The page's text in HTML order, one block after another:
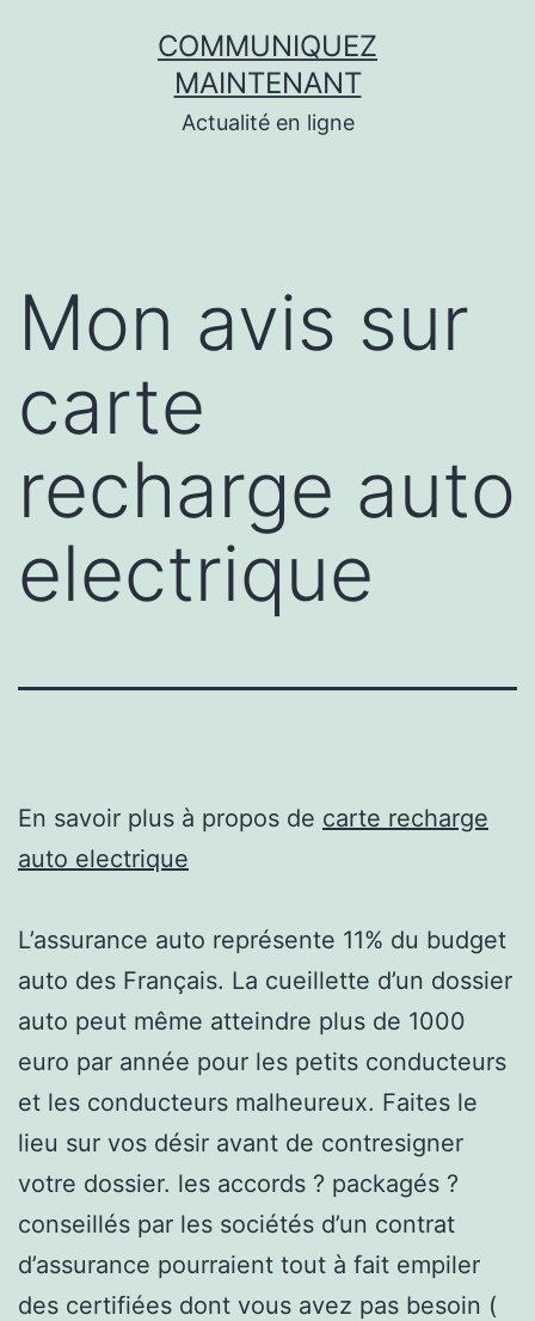
COMMUNIQUEZ
MAINTENANT
Actualité en ligne
Mon avis sur
carte
recharge auto
electrique
En savoir plus à propos de carte recharge
auto electrique
L’assurance auto représente 11% du budget
auto des Français. La cueillette d’un dossier
auto peut même atteindre plus de 1000
euro par année pour les petits conducteurs
et les conducteurs malheureux. Faites le
lieu sur vos désir avant de contresigner
votre dossier. les accords ? packagés ?
conseillés par les sociétés d’un contrat
d’assurance pourraient tout à fait empiler
des certifiées dont vous avez pas besoin (